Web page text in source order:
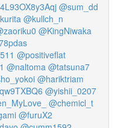
@sum_dd
@kullch_n
@KingNiwaka
@positiveflat
@naltoma @tatsuna7
@hariktriam
@yishii_0207
@chemicl_t
@furuX2